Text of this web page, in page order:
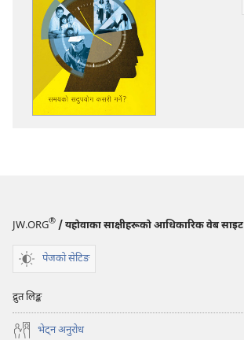
JW.ORG® / यहोवाका साक्षीहरूको आधिकारिक वेब साइट
पेजको सेटिङ
द्रुत लिङ्क
भेट्‌न अनुरोध